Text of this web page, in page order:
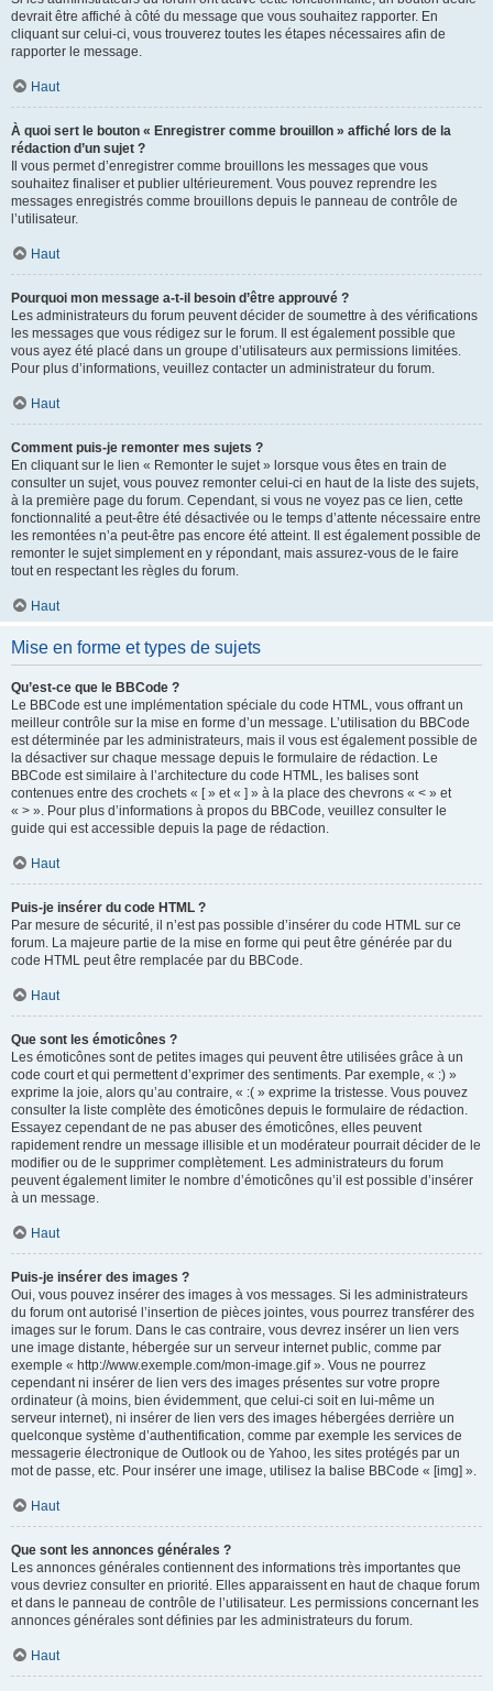
devrait être affiché à côté du message que vous souhaitez rapporter. En
cliquant sur celui-ci, vous trouverez toutes les étapes nécessaires afin de
rapporter le message.
Haut
À quoi sert le bouton « Enregistrer comme brouillon » affiché lors de la
rédaction d’un sujet ?
Il vous permet d’enregistrer comme brouillons les messages que vous
souhaitez finaliser et publier ultérieurement. Vous pouvez reprendre les
messages enregistrés comme brouillons depuis le panneau de contrôle de
l’utilisateur.
Haut
Pourquoi mon message a-t-il besoin d’être approuvé ?
Les administrateurs du forum peuvent décider de soumettre à des vérifications
les messages que vous rédigez sur le forum. Il est également possible que
vous ayez été placé dans un groupe d’utilisateurs aux permissions limitées.
Pour plus d’informations, veuillez contacter un administrateur du forum.
Haut
Comment puis-je remonter mes sujets ?
En cliquant sur le lien « Remonter le sujet » lorsque vous êtes en train de
consulter un sujet, vous pouvez remonter celui-ci en haut de la liste des sujets,
à la première page du forum. Cependant, si vous ne voyez pas ce lien, cette
fonctionnalité a peut-être été désactivée ou le temps d’attente nécessaire entre
les remontées n’a peut-être pas encore été atteint. Il est également possible de
remonter le sujet simplement en y répondant, mais assurez-vous de le faire
tout en respectant les règles du forum.
Haut
Mise en forme et types de sujets
Qu’est-ce que le BBCode ?
Le BBCode est une implémentation spéciale du code HTML, vous offrant un
meilleur contrôle sur la mise en forme d’un message. L’utilisation du BBCode
est déterminée par les administrateurs, mais il vous est également possible de
la désactiver sur chaque message depuis le formulaire de rédaction. Le
BBCode est similaire à l’architecture du code HTML, les balises sont
contenues entre des crochets « [ » et « ] » à la place des chevrons « < » et
« > ». Pour plus d’informations à propos du BBCode, veuillez consulter le
guide qui est accessible depuis la page de rédaction.
Haut
Puis-je insérer du code HTML ?
Par mesure de sécurité, il n’est pas possible d’insérer du code HTML sur ce
forum. La majeure partie de la mise en forme qui peut être générée par du
code HTML peut être remplacée par du BBCode.
Haut
Que sont les émoticônes ?
Les émoticônes sont de petites images qui peuvent être utilisées grâce à un
code court et qui permettent d’exprimer des sentiments. Par exemple, « :) »
exprime la joie, alors qu’au contraire, « :( » exprime la tristesse. Vous pouvez
consulter la liste complète des émoticônes depuis le formulaire de rédaction.
Essayez cependant de ne pas abuser des émoticônes, elles peuvent
rapidement rendre un message illisible et un modérateur pourrait décider de le
modifier ou de le supprimer complètement. Les administrateurs du forum
peuvent également limiter le nombre d’émoticônes qu’il est possible d’insérer
à un message.
Haut
Puis-je insérer des images ?
Oui, vous pouvez insérer des images à vos messages. Si les administrateurs
du forum ont autorisé l’insertion de pièces jointes, vous pourrez transférer des
images sur le forum. Dans le cas contraire, vous devrez insérer un lien vers
une image distante, hébergée sur un serveur internet public, comme par
exemple « http://www.exemple.com/mon-image.gif ». Vous ne pourrez
cependant ni insérer de lien vers des images présentes sur votre propre
ordinateur (à moins, bien évidemment, que celui-ci soit en lui-même un
serveur internet), ni insérer de lien vers des images hébergées derrière un
quelconque système d’authentification, comme par exemple les services de
messagerie électronique de Outlook ou de Yahoo, les sites protégés par un
mot de passe, etc. Pour insérer une image, utilisez la balise BBCode « [img] ».
Haut
Que sont les annonces générales ?
Les annonces générales contiennent des informations très importantes que
vous devriez consulter en priorité. Elles apparaissent en haut de chaque forum
et dans le panneau de contrôle de l’utilisateur. Les permissions concernant les
annonces générales sont définies par les administrateurs du forum.
Haut